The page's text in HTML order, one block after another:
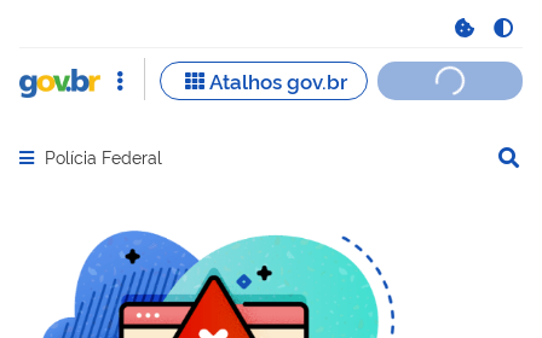
Abrir menu principal de navegação
Polícia Federal